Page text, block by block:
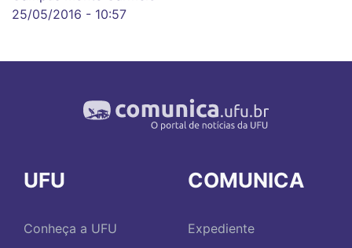
25/05/2016 - 10:57
UFU
Conheça a UFU
COMUNICA
Expediente